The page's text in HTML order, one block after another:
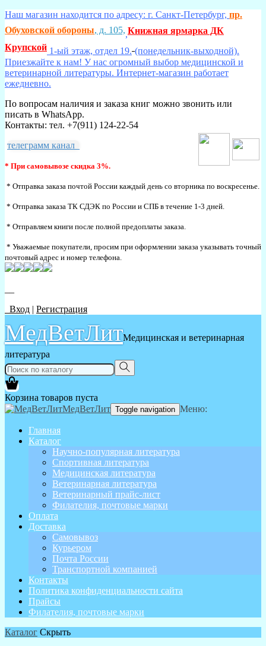
Наш магазин находится по адресу: г. Санкт-Петербург, пр.
Обуховской обороны, д. 105,,Книжная ярмарка ДК
Крупской 1-ый этаж, отдел 19. (понедельник-выходной).
Приезжайте к нам! У нас огромный выбор медицинской и
ветеринарной литературы. Интернет-магазин работает
ежедневно.
По вопросам наличия и заказа книг можно звонить или
писать в WhatsApp.
Контакты: тел. +7(911) 124-22-54
телеграмм канал
* При самовывозе скидка 3%.
* Отправка заказа почтой России каждый день со вторника по воскресенье.
* Отправка заказа ТК СДЭК по России и СПБ в течение 1-3 дней.
* Отправляем книги после полной предоплаты заказа.
* Уважаемые покупатели, просим при оформлении заказа указывать точный
почтовый адрес и номер телефона.
Вход | Регистрация
МедВетЛитМедицинская и ветеринарная
литература
Корзина товаров пуста
МедВетЛит Toggle navigation Меню:
Главная
Каталог
Научно-популярная литература
Спортивная литература
Медицинская литература
Ветеринарная литература
Ветеринарный прайс-лист
Филателия, почтовые марки
Оплата
Доставка
Самовывоз
Курьером
Почта России
Транспортной компанией
Контакты
Политика конфиденциальности сайта
Прайсы
Филателия, почтовые марки
Каталог Скрыть